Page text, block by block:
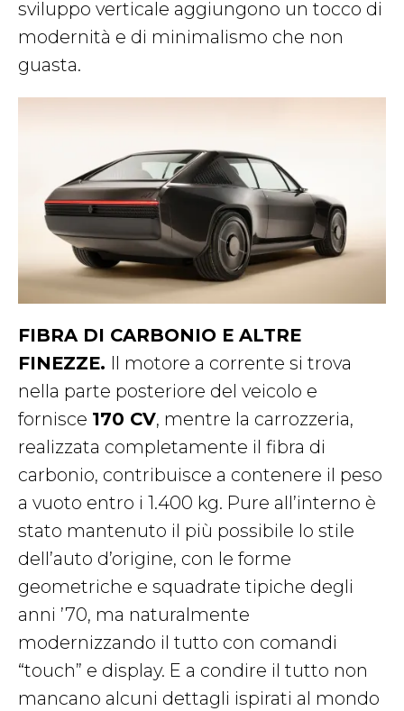
sviluppo verticale aggiungono un tocco di
modernità e di minimalismo che non
guasta.
FIBRA DI CARBONIO E ALTRE
FINEZZE.
Il motore a corrente si trova
nella parte posteriore del veicolo e
fornisce 170 CV, mentre la carrozzeria,
realizzata completamente il fibra di
carbonio, contribuisce a contenere il peso
a vuoto entro i 1.400 kg. Pure all’interno è
stato mantenuto il più possibile lo stile
dell’auto d’origine, con le forme
geometriche e squadrate tipiche degli
anni ’70, ma naturalmente
modernizzando il tutto con comandi
“touch” e display. E a condire il tutto non
mancano alcuni dettagli ispirati al mondo